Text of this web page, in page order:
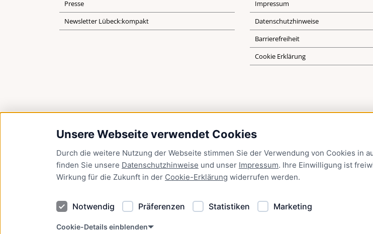
Unsere Webseite verwendet Cookies
Durch die weitere Nutzung der Webseite stimmen Sie der Verwendung von Cookies in
finden Sie unsere Datenschutzhinweise und unser Impressum. Ihre Einwilligung ist
Wirkung für die Zukunft in der Cookie-Erklärung widerrufen werden.
Notwendig Präferenzen Statistiken Marketing
Cookie-Details einblenden
Presse
Newsletter Lübeck:kompakt
Impressum
Datenschutzhinweise
Barrierefreiheit
Cookie Erklärung